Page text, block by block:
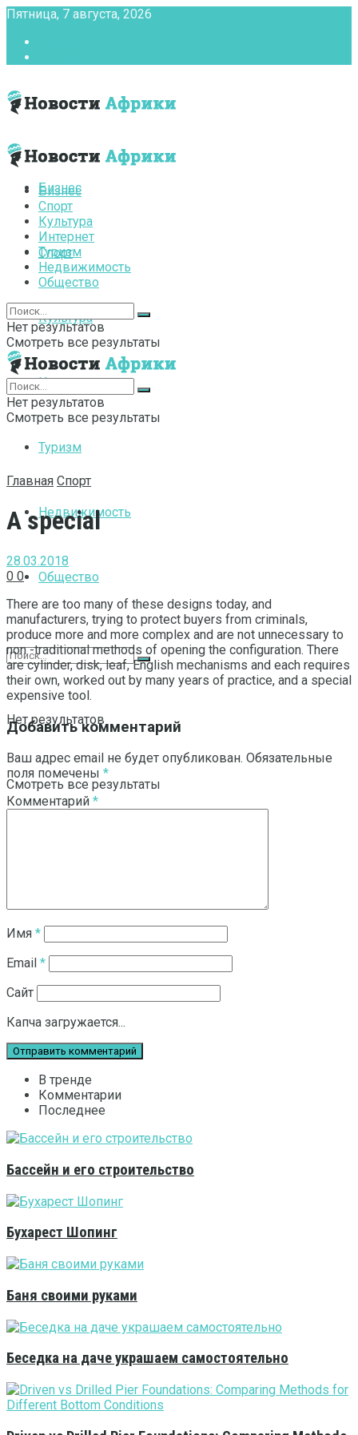
Пятница, 7 августа, 2026
Бизнес
Спорт
Культура
Интернет
Туризм
Недвижимость
Общество
Нет результатов
Смотреть все результаты
Бизнес
Спорт
Культура
Интернет
Туризм
Недвижимость
Общество
Нет результатов
Смотреть все результаты
Нет результатов
Смотреть все результаты
Главная Спорт
A special
28.03.2018
0 0
There are too many of these designs today, and
manufacturers, trying to protect buyers from criminals,
produce more and more complex and are not unnecessary to
non -traditional methods of opening the configuration. There
are cylinder, disk, leaf, English mechanisms and each requires
their own, worked out by many years of practice, and a special
expensive tool.
Добавить комментарий
Ваш адрес email не будет опубликован. Обязательные
поля помечены *
Комментарий *
Имя *
Email *
Сайт
Капча загружается...
В тренде
Комментарии
Последнее
Бассейн и его строительство
Бухарест Шопинг
Баня своими руками
Беседка на даче украшаем самостоятельно